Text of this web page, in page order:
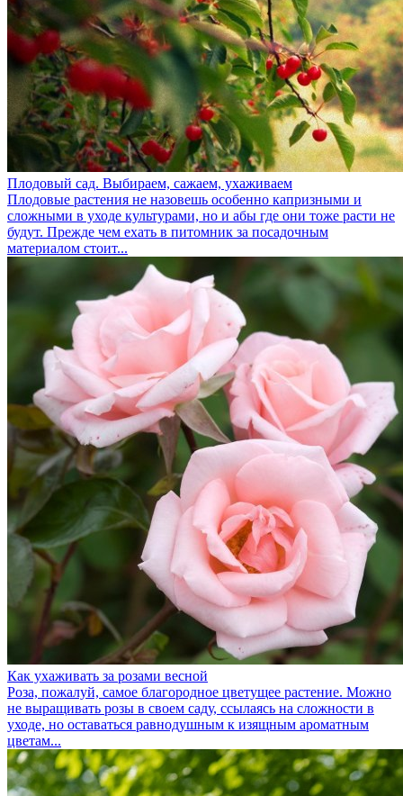
Плодовый сад. Выбираем, сажаем, ухаживаем
Плодовые растения не назовешь особенно капризными и
сложными в уходе культурами, но и абы где они тоже расти не
будут. Прежде чем ехать в питомник за посадочным
материалом стоит...
Как ухаживать за розами весной
Роза, пожалуй, самое благородное цветущее растение. Можно
не выращивать розы в своем саду, ссылаясь на сложности в
уходе, но оставаться равнодушным к изящным ароматным
цветам...